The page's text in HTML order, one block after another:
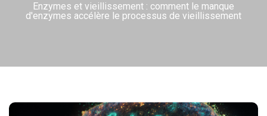
Enzymes et vieillissement : comment le manque
d'enzymes accélère le processus de vieillissement